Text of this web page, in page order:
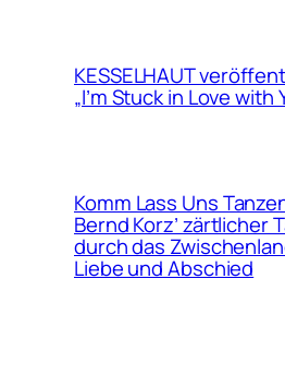
KESSELHAUT
„I’m Stuck in Love with
Komm Lass Uns
Bernd Korz’ zärtlicher
durch das
Liebe und Abschied